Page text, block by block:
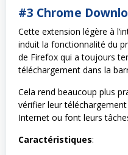
#3 Chrome
Cette extension légère à
induit la fonctionnalité du
de Firefox qui a toujours
téléchargement dans la
Cela rend beaucoup plus
vérifier leur
Internet ou font leurs
Caractéristiques: